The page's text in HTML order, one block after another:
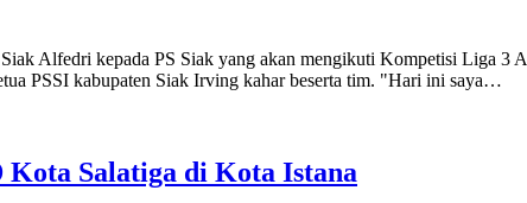
Alfedri kepada PS Siak yang akan mengikuti Kompetisi Liga 3
PSSI kabupaten Siak Irving kahar beserta tim. "Hari ini saya…
Salatiga di Kota Istana